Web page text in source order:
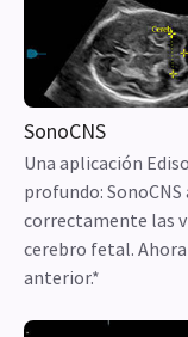
SonoCNS
Una aplicación
profundo:
correctamente las
cerebro fetal.
anterior.*